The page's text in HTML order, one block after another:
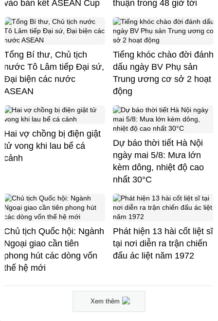
vào bán kết ASEAN Cup
thuận trong 48 giờ tới
Tổng Bí thư, Chủ tịch
nước Tô Lâm tiếp Đại sứ,
Đại biện các nước
ASEAN
Tiếng khóc chào đời đánh
dấu ngày BV Phụ sản
Trung ương cơ sở 2 hoạt
động
Hai vợ chồng bị điện giật
tử vong khi lau bể cá
cảnh
Dự báo thời tiết Hà Nội
ngày mai 5/8: Mưa lớn
kèm dông, nhiệt độ cao
nhất 30°C
Chủ tịch Quốc hội: Ngành
Ngoại giao cần tiên
phong hút các dòng vốn
thế hệ mới
Phát hiện 13 hài cốt liệt sĩ
tại nơi diễn ra trận chiến
đấu ác liệt năm 1972
Xem thêm